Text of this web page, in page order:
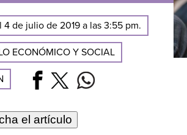
4 de julio de 2019 a las 3:55 pm.
ECONÓMICO Y SOCIAL
el artículo